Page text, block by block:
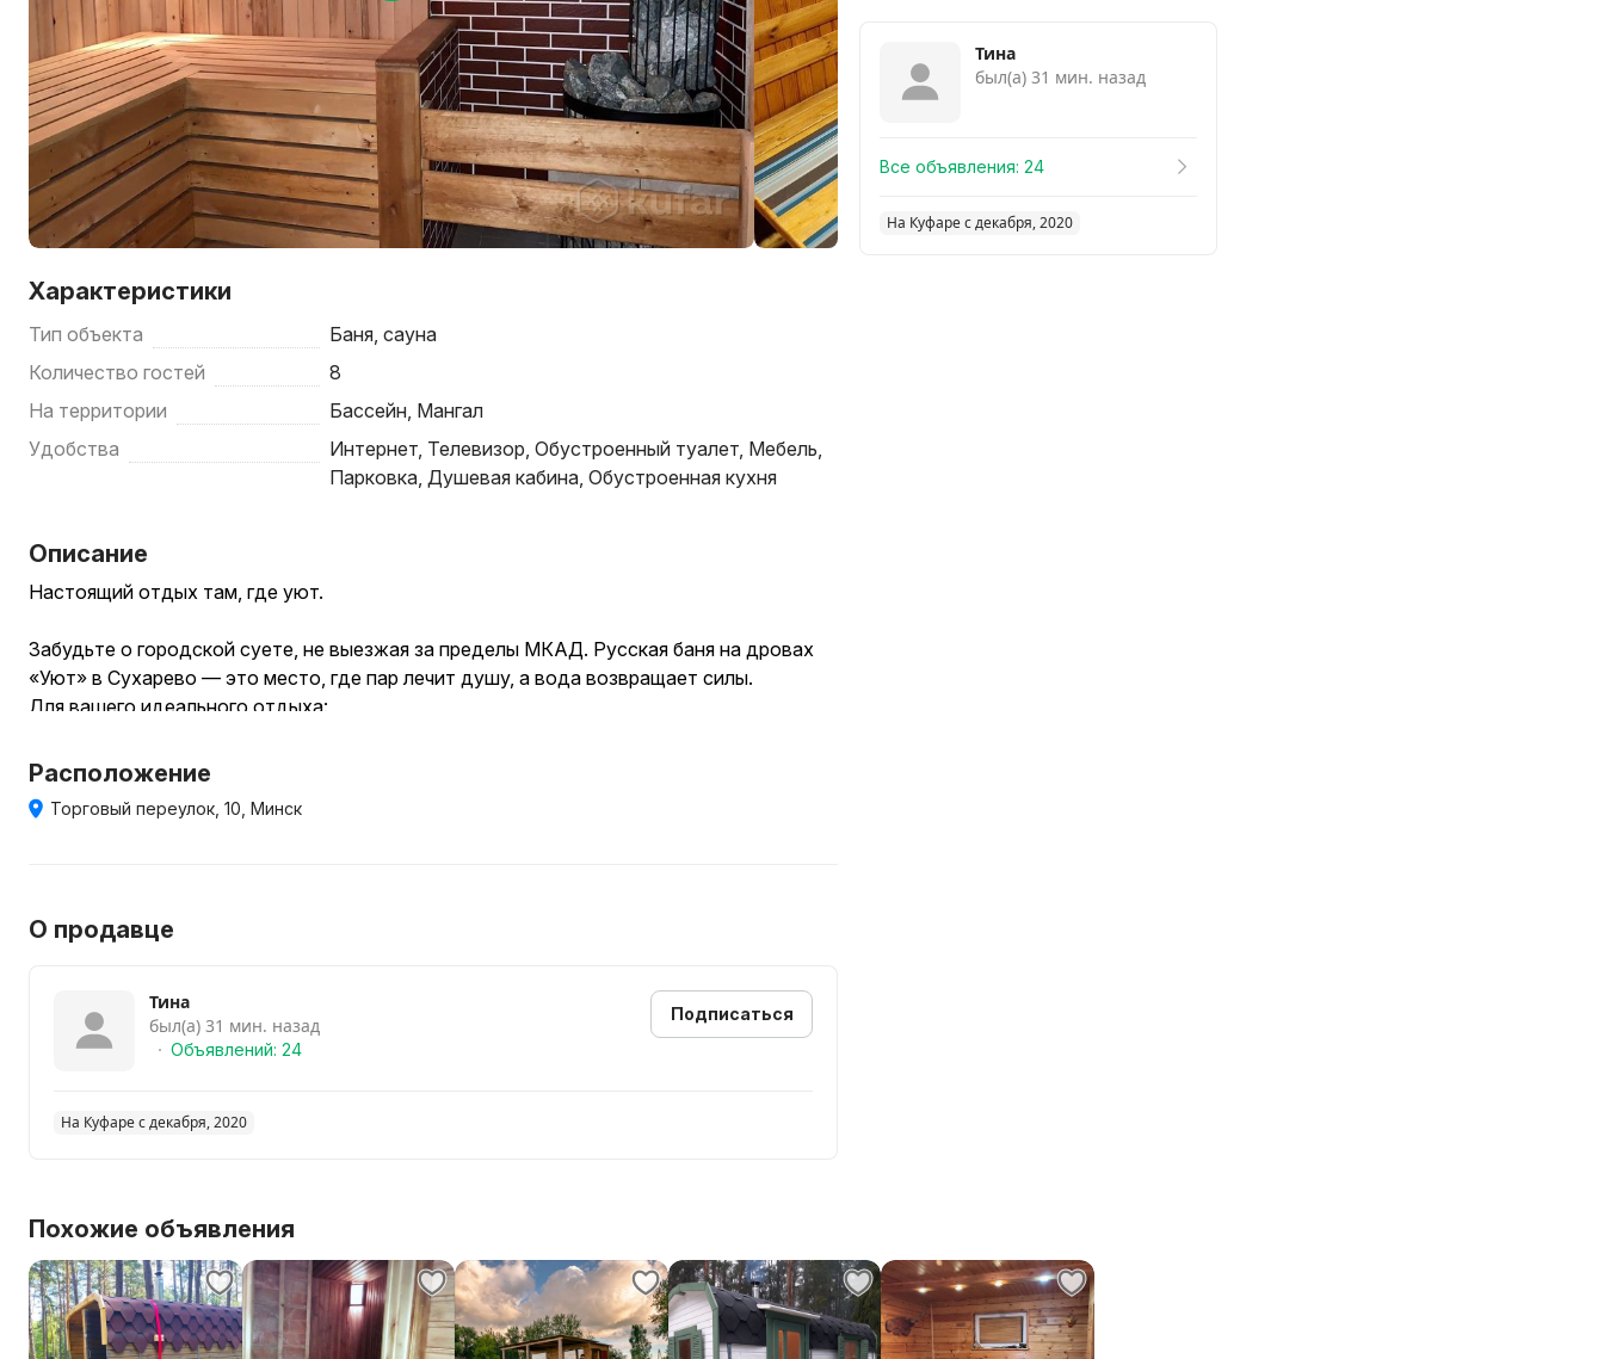
Характеристики
Тип объекта
Баня, cауна
Количество гостей
8
На территории
Бассейн, Мангал
Удобства
Интернет, Телевизор, Обустроенный туалет, Мебель,
Парковка, Душевая кабина, Обустроенная кухня
Описание
Настоящий отдых там, где уют.
Забудьте о городской суете, не выезжая за пределы МКАД. Русская баня на дровах
«Уют» в Сухарево — это место, где пар лечит душу, а вода возвращает силы.
Для вашего идеального отдыха:
Свежесть: кристально чистый бассейн с системой фильтрации.
Пикник на связи: закрытый дворик с мангалом. Шампура и решетки уже ждут вас.
Праздник с размахом: стильный банкетный зал для компании до 12 человек.
Расположение
Торговый переулок, 10, Минск
О продавце
Тина
был(а) 31 мин. назад
Объявлений: 24
Подписаться
На Куфаре с декабря, 2020
Похожие объявления
Тина
был(а) 31 мин. назад
Все объявления: 24
На Куфаре с декабря, 2020